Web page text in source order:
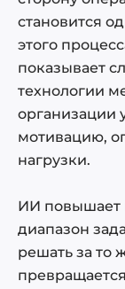
становится
этого
показывает
технологии
организации
мотивацию,
нагрузки.
ИИ повышает
диапазон
решать за то